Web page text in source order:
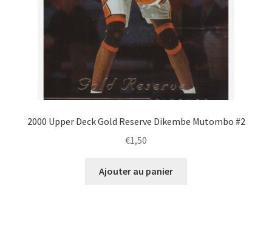
2000 Upper Deck Gold Reserve Dikembe Mutombo #2
€1,50
Ajouter au panier